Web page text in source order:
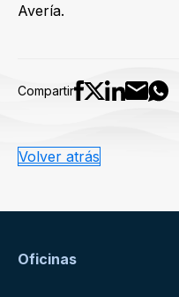
Avería.
Compartir
Volver atrás
Oficinas